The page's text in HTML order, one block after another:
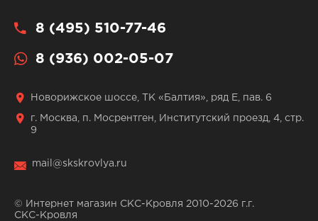
8 (495) 510-77-46
8 (936) 002-05-07
Новорижское шоссе, ТК «Балтия», ряд Е, пав. 6
г. Москва, п. Мосрентген, Институтский проезд, 4, стр.
9
mail@skskrovlya.ru
© Интернет магазин СКС-Кровля 2010-2026 г.г.
СКС-Кровля